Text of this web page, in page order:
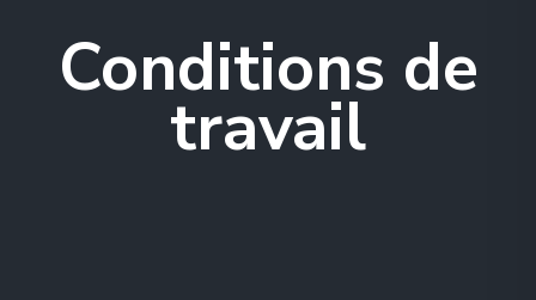
Conditions de
travail